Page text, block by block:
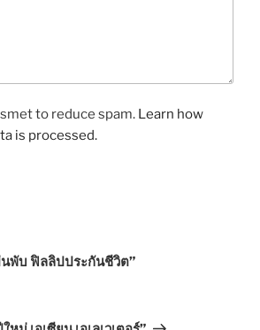
to reduce spam. Learn how
is processed.
พับ ฟิลลิปประกันชีวิต”